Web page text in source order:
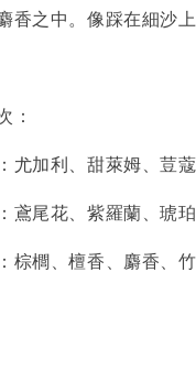
香之中。像踩在細沙
：
尤加利、甜萊姆、荳
鳶尾花、紫羅蘭、琥
棕櫚、檀香、麝香、